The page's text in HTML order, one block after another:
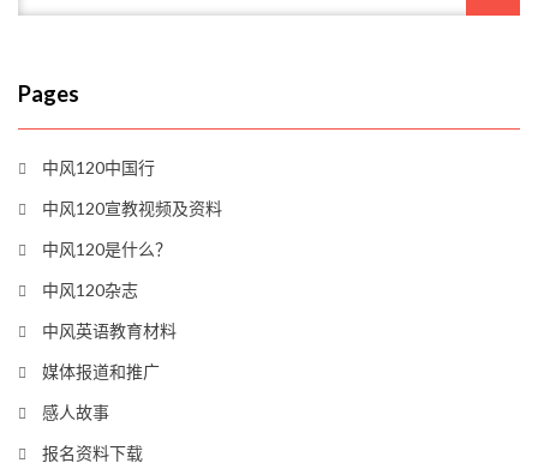
Pages
中风120中国行
中风120宣教视频及资料
中风120是什么？
中风120杂志
中风英语教育材料
媒体报道和推广
感人故事
报名资料下载